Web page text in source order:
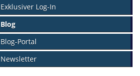
Exklusiver Log-In
Blog
Blog-Portal
Newsletter